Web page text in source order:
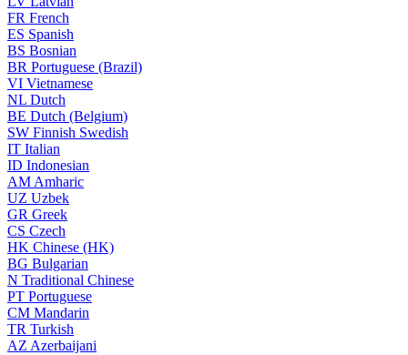
FR French
ES Spanish
BS Bosnian
BR Portuguese (Brazil)
VI Vietnamese
NL Dutch
BE Dutch (Belgium)
SW Finnish Swedish
IT Italian
ID Indonesian
AM Amharic
UZ Uzbek
GR Greek
CS Czech
HK Chinese (HK)
BG Bulgarian
N Traditional Chinese
PT Portuguese
CM Mandarin
TR Turkish
AZ Azerbaijani